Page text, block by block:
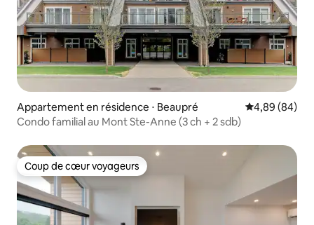
Appartement en résidence ⋅ Beaupré Évaluation
4,89 (84)
Condo familial au Mont Ste-Anne (3 ch + 2 sdb)
Coup de cœur voyageurs
Coup de cœur voyageurs